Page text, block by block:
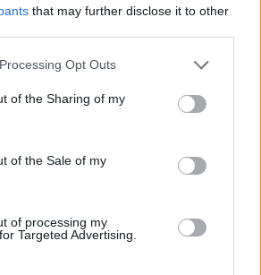
that may further disclose it to other
website/app uses one or more Google
or usage behaviour. You may click to
to Google and its third-party tags to
specified purposes in below Google
Opt Outs
of the Sharing of my
of the Sale of my
of processing my
Targeted Advertising.